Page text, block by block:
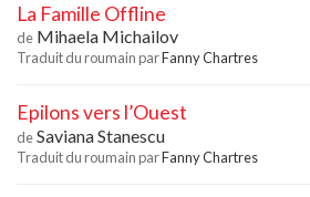
La Famille Offline
de Mihaela Michailov
Traduit du roumain parFanny Chartres
Epilons vers l’Ouest
deSaviana Stanescu
Traduit du roumain parFanny Chartres